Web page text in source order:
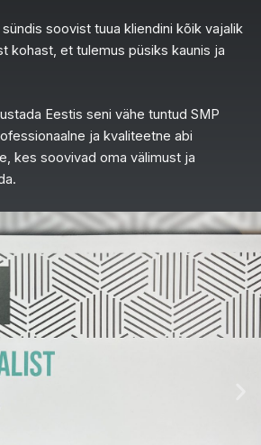
soovist tuua kliendini kõik vajalik
kohast, et tulemus püsiks kaunis ja
Eestis seni vähe tuntud SMP
ja kvaliteetne abi
kes soovivad oma välimust ja